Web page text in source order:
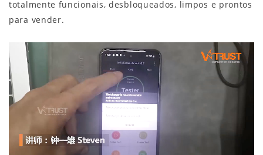
totalmente funcionais, desbloqueados, limpos e prontos
para vender.